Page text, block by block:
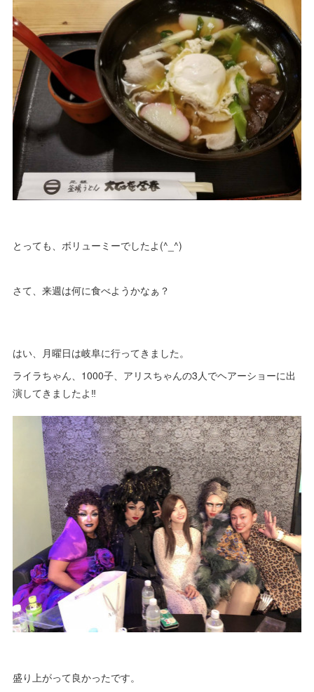
とっても、ボリューミーでしたよ(^_^)
さて、来週は何に食べようかなぁ？
はい、月曜日は岐阜に行ってきました。
ライラちゃん、1000子、アリスちゃんの3人でヘアーショーに出
演してきましたよ‼
盛り上がって良かったです。